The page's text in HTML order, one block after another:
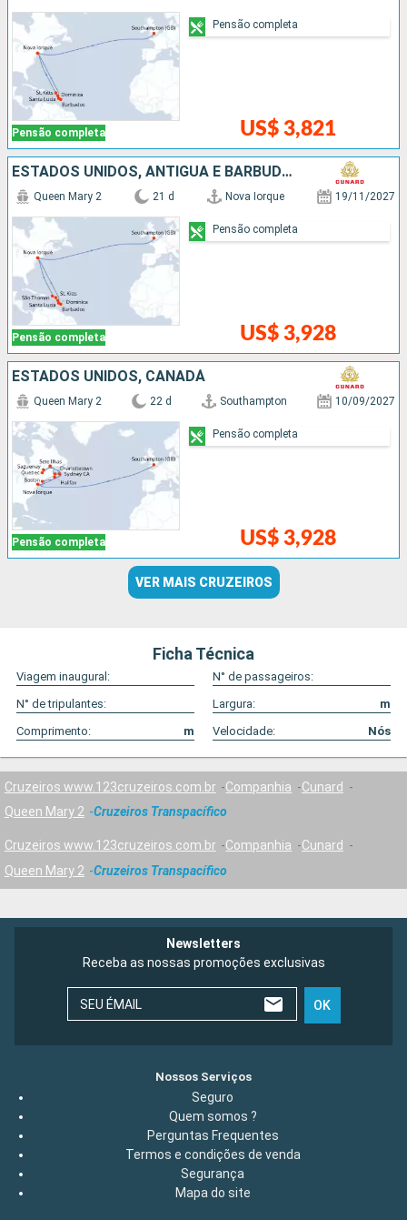
Pensão completa US$ 3,821
Pensão completa
ESTADOS UNIDOS, ANTIGUA E BARBUDA, SANTA LUCIA, BARBADOS, REPUBLICA DOMINICANA
Pensão completa
Queen Mary 2 21 d Nova Iorque 19/11/2027
US$ 3,928
Pensão completa
ESTADOS UNIDOS, CANADÁ
Pensão completa
Queen Mary 2 22 d Southampton 10/09/2027
US$ 3,928
Pensão completa
VER MAIS CRUZEIROS
Ficha Técnica
Viagem inaugural:
N° de passageiros:
N° de tripulantes:
Largura:
m
Comprimento:
m Velocidade: Nós
Cruzeiros www.123cruzeiros.com.br Companhia
Cunard
Queen Mary 2
Cruzeiros Transpacífico
Cruzeiros www.123cruzeiros.com.br Companhia
Cunard
Queen Mary 2
Cruzeiros Transpacífico
Newsletters
Receba as nossas promoções exclusivas
SEU ÉMAIL OK
Nossos Serviços
Seguro
Quem somos ?
Perguntas Frequentes
Termos e condições de venda
Segurança
Mapa do site